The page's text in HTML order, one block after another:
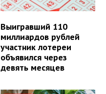
Выигравший 110
миллиардов рублей
участник лотереи
объявился через
девять месяцев